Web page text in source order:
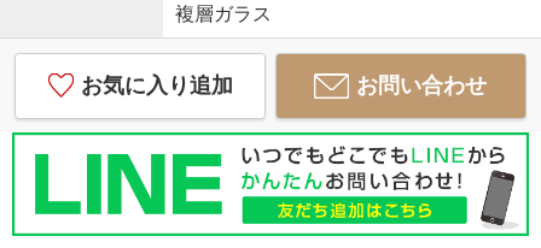
複層ガラス
お気に入り追加 お問い合わせ